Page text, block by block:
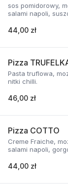
sos pomidorowy,
salami napoli,
44,00 zł
Pizza
Pasta truflowa,
nitki chilli.
46,00 zł
Pizza COTTO
Creme Fraiche,
salami napoli,
44,00 zł